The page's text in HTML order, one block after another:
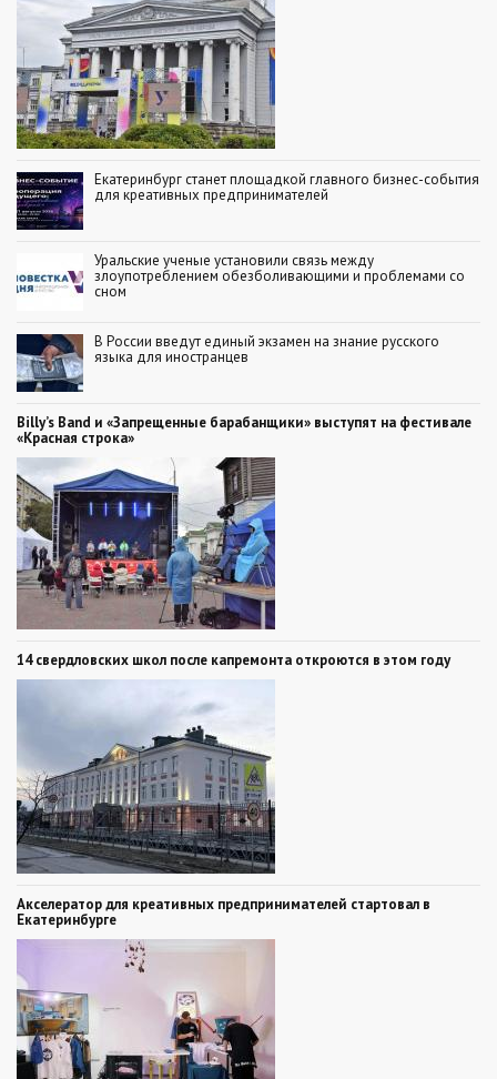
Екатеринбург станет площадкой главного бизнес-события
для креативных предпринимателей
Уральские ученые установили связь между
злоупотреблением обезболивающими и проблемами со
сном
В России введут единый экзамен на знание русского
языка для иностранцев
Billy’s Band и «Запрещенные барабанщики» выступят на фестивале
«Красная строка»
14 свердловских школ после капремонта откроются в этом году
Акселератор для креативных предпринимателей стартовал в
Екатеринбурге